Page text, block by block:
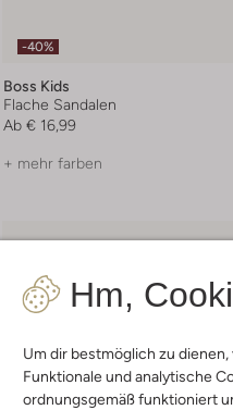
Hm,
Um dir bestmöglich zu
Funktionale und analytische
ordnungsgemäß funktioniert
-40%
Boss Kids
Flache Sandalen
Ab € 16,99
+ mehr farben